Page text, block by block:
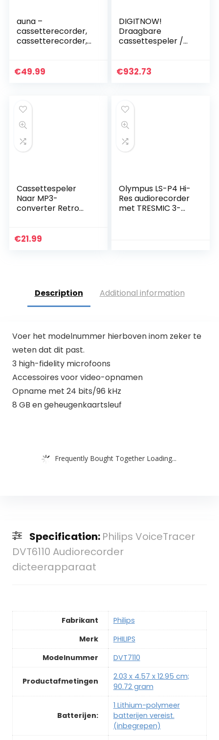
auna –
cassetterecorder,
cassetterecorder,
ingebouwde
microfoon- en
hoofdtelefoonaansl
uiting, USB, zwart
€49.99
DIGITNOW!
Draagbare
cassettespeler /
Leg cassetteband
€932.73
Cassettespeler
Naar MP3-
converter Retro
Audio USB-
€21.99
Olympus LS-P4 Hi-
Res audiorecorder
met TRESMIC 3-
trimmen/overdubb
Description Additional information
Voer het modelnummer hierboven inom zeker te
weten dat dit past.
3 high-fidelity microfoons
Accessoires voor video-opnamen
Opname met 24 bits/96 kHz
8 GB en geheugenkaartsleuf
Frequently Bought Together Loading...
Specification: Philips VoiceTracer
DVT6110 Audiorecorder
dicteerapparaat
Fabrikant
‎Philips
Merk
‎PHILIPS
Modelnummer
‎DVT7110
Productafmetingen
‎2.03 x 4.57 x 12.95 cm;
90.72 gram
Batterijen:
‎1 Lithium-polymeer
batterijen vereist.
(inbegrepen)